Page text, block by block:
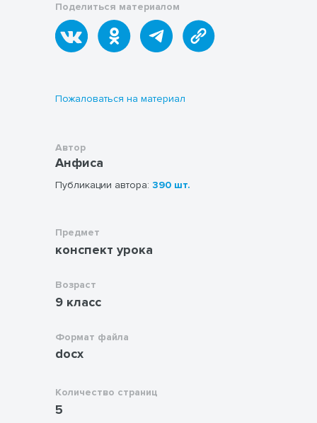
обучения и развития критического
мышления.
Поделиться материалом
Пожаловаться на материал
Автор
Анфиса
Публикации автора: 390 шт.
Предмет
конспект урока
Возраст
9 класс
Формат файла
docx
Количество страниц
5